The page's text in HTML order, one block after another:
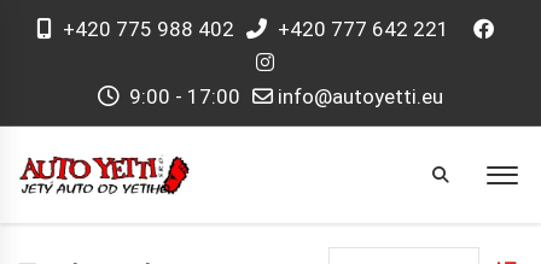
+420 775 988 402 +420 777 642 221
9:00 - 17:00 info@autoyetti.eu